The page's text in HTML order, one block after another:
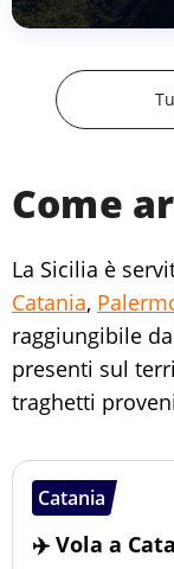
Come
La Sicilia è
Catania,
raggiungibile
presenti sul
traghetti
Catania
✈️ Vola a